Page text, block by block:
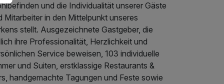
und die Individualität unserer Gäste
Mitarbeiter in den Mittelpunkt unseres
stellt. Ausgezeichnete Gastgeber, die
ihre Professionalität, Herzlichkeit und
Service beweisen, 103 individuelle
und Suiten, erstklassige Restaurants &
handgemachte Tagungen und Feste sowie